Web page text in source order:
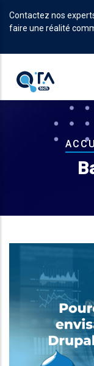
au
contenu
Contactez nos
faire une réalité
Fil